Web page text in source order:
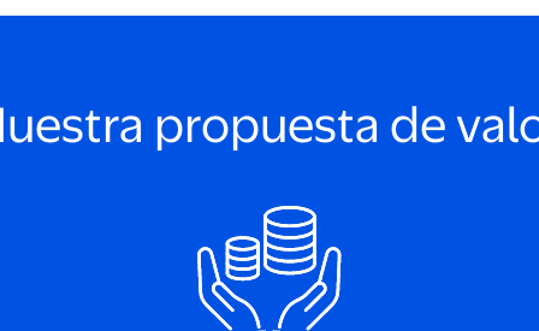
propuesta de